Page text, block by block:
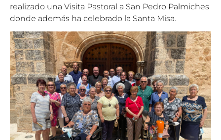
realizado una Visita Pastoral a San Pedro Palmiches
donde además ha celebrado la Santa Misa.